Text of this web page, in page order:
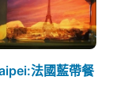
法國藍帶餐